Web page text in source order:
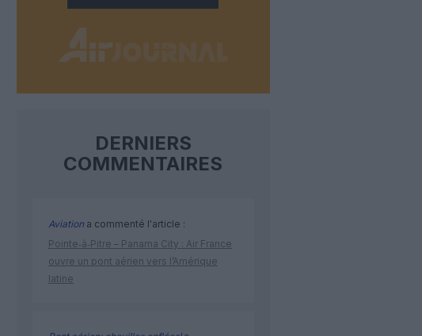
DERNIERS
COMMENTAIRES
Aviation a commenté l'article :
Pointe‑à‑Pitre – Panama City : Air France
ouvre un pont aérien vers l’Amérique
latine